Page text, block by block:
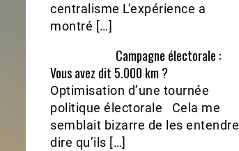
centralisme L’expérience a
montré […]
Campagne électorale :
Vous avez dit 5.000 km ?
Optimisation d’une tournée
politique électorale Cela me
semblait bizarre de les entendre
dire qu’ils […]